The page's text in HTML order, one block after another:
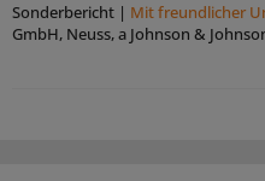
Sonderbericht | Mit freundlicher
GmbH, Neuss, a Johnson &